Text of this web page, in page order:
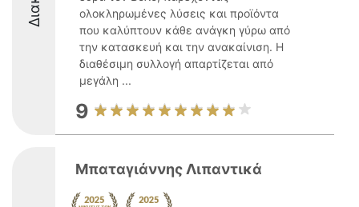
ολοκληρωμένες λύσεις και προϊόντα
που καλύπτουν κάθε ανάγκη γύρω από
την κατασκευή και την ανακαίνιση. Η
διαθέσιμη συλλογή απαρτίζεται από
μεγάλη ...
9
Μπαταγιάννης Λιπαντικά